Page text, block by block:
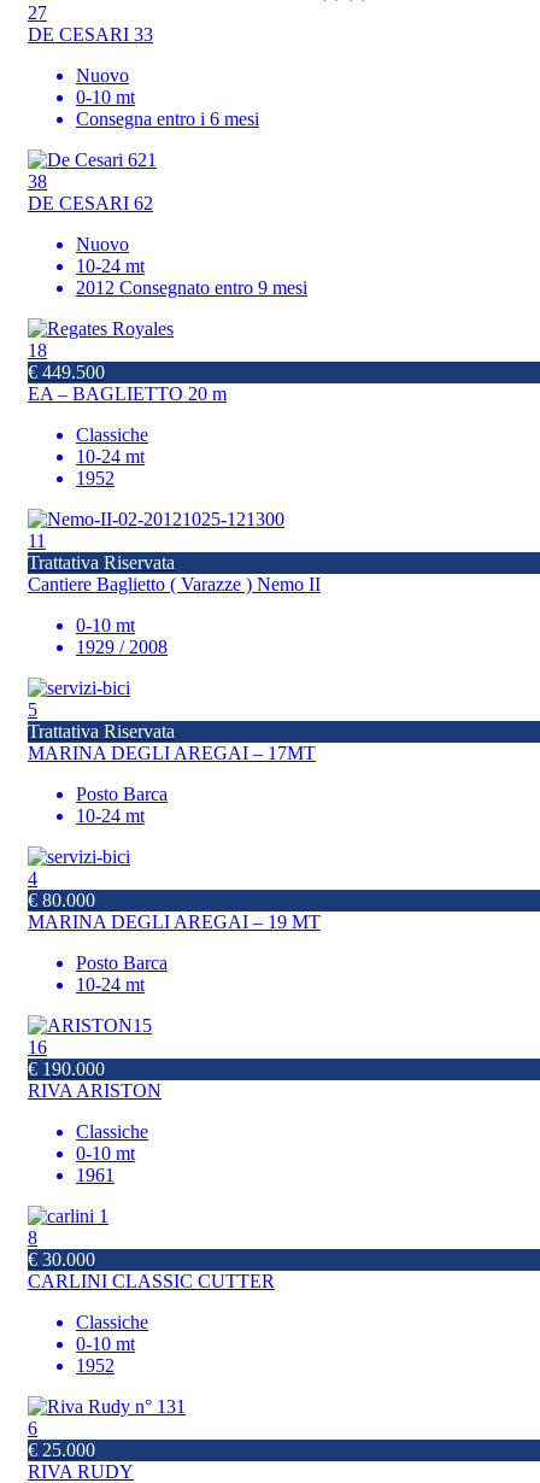
27
DE CESARI 33
Nuovo
0-10 mt
Consegna entro i 6 mesi
38
DE CESARI 62
Nuovo
10-24 mt
2012 Consegnato entro 9 mesi
18
€ 449.500
EA – BAGLIETTO 20 m
Classiche
10-24 mt
1952
11
Trattativa Riservata
Cantiere Baglietto ( Varazze ) Nemo II
0-10 mt
1929 / 2008
5
Trattativa Riservata
MARINA DEGLI AREGAI – 17MT
Posto Barca
10-24 mt
4
€ 80.000
MARINA DEGLI AREGAI – 19 MT
Posto Barca
10-24 mt
16
€ 190.000
RIVA ARISTON
Classiche
0-10 mt
1961
8
€ 30.000
CARLINI CLASSIC CUTTER
Classiche
0-10 mt
1952
6
€ 25.000
RIVA RUDY